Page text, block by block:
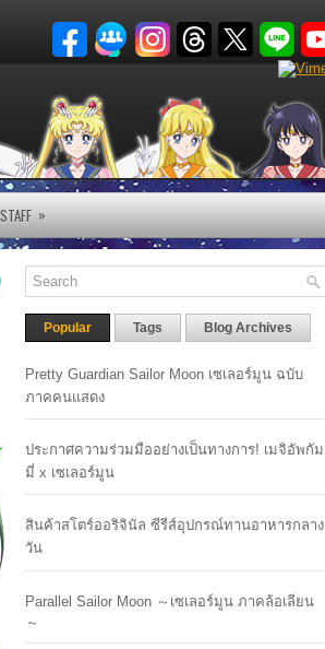
»
Popular Tags Blog Archives
Pretty Guardian Sailor Moon เซเลอร์มูน ฉบับ
ภาคคนแสดง
ประกาศความร่วมมืออย่างเป็นทางการ! เมจิอัพกัม
มี่ x เซเลอร์มูน
สินค้าสโตร์ออริจินัล ซีรีส์อุปกรณ์ทานอาหารกลาง
วัน
Parallel Sailor Moon ～เซเลอร์มูน ภาคล้อเลียน
～